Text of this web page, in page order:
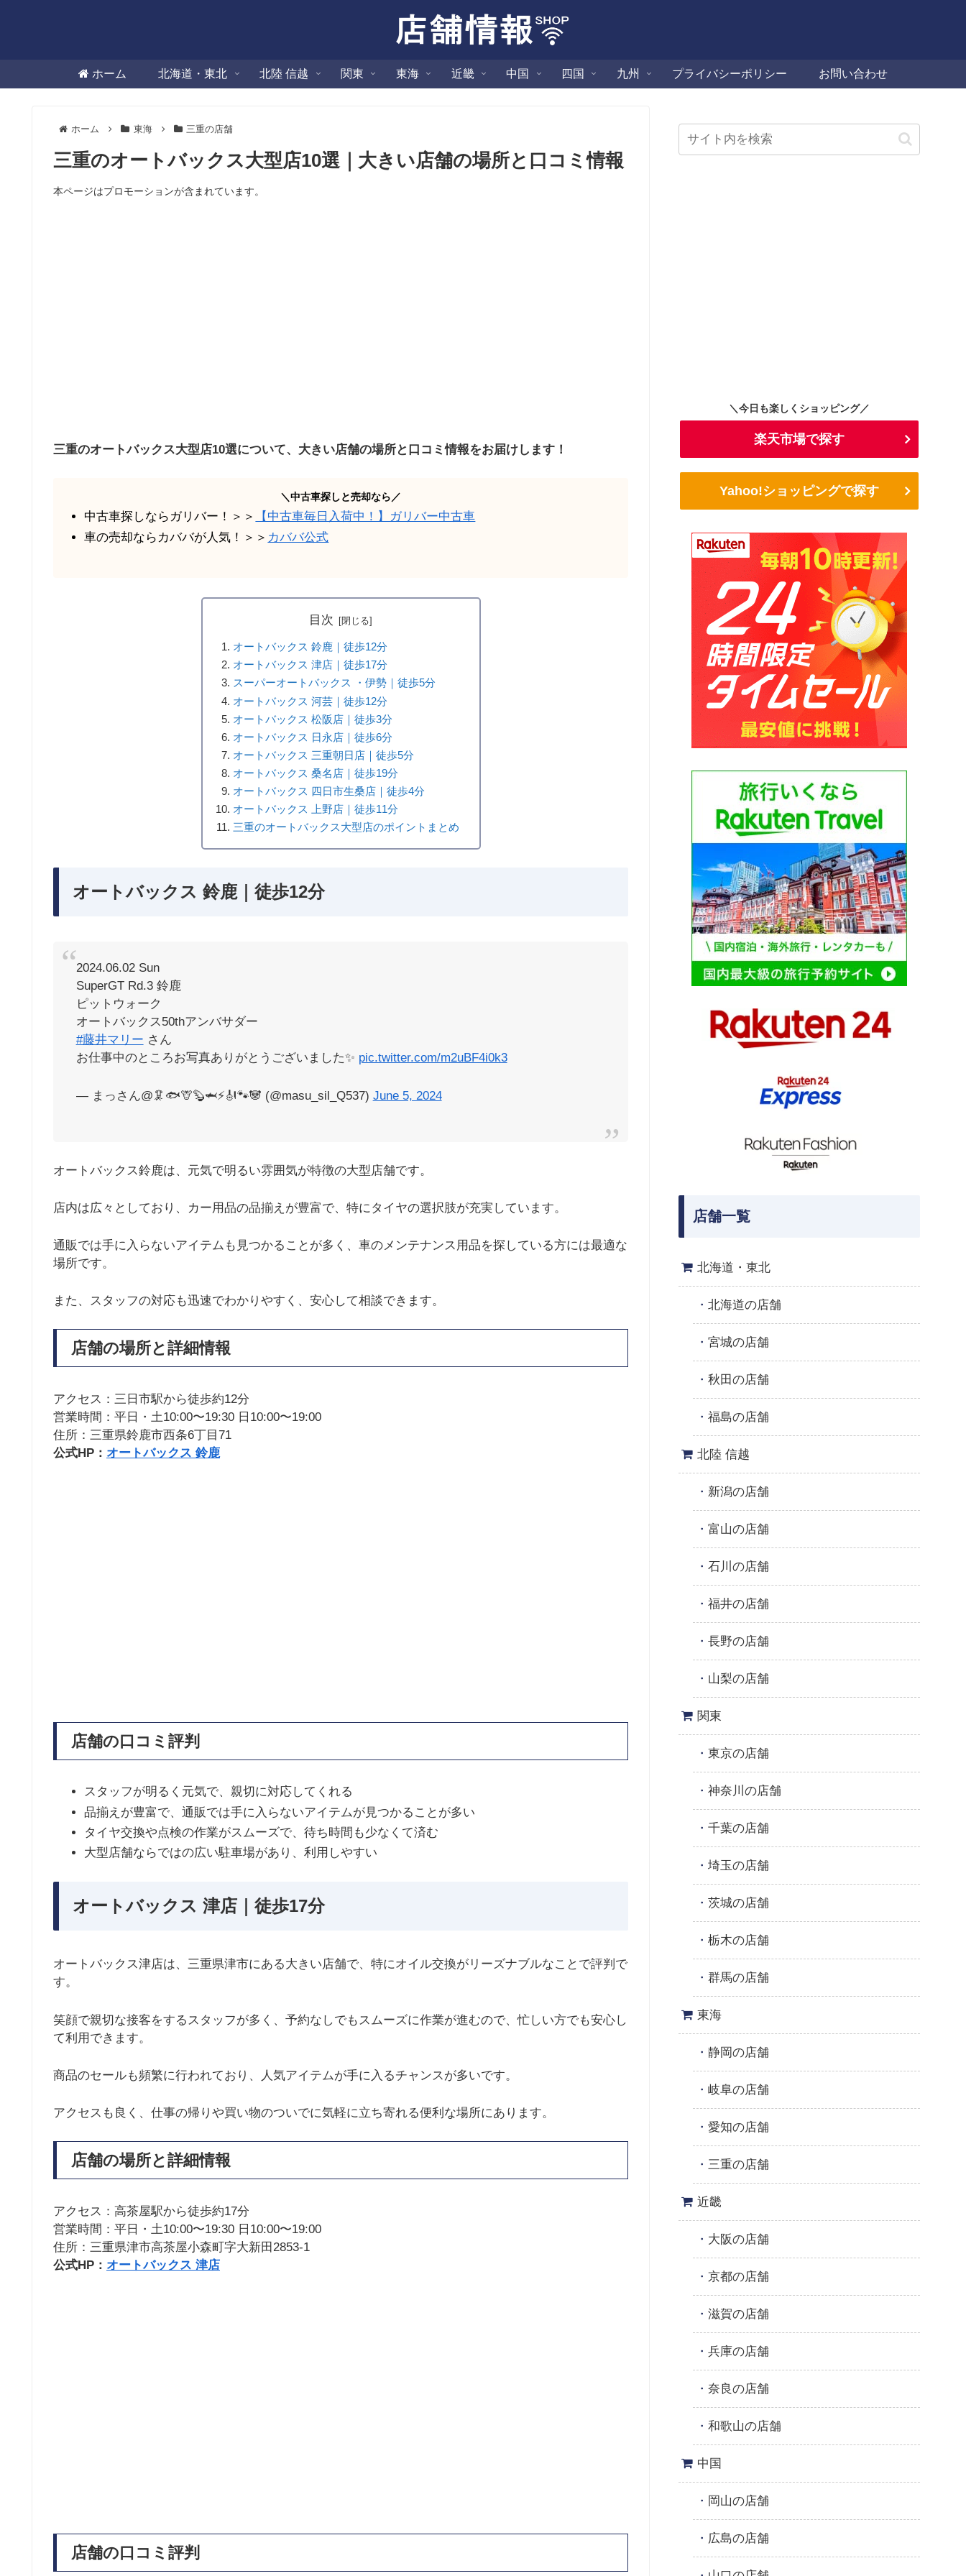
ホーム 北海道・東北 北陸 信越 関東 東海 近畿 中国 四国 九州 プライバシーポリシー お問い合わせ
ホーム 東海 三重の店舗
三重のオートバックス大型店10選｜大きい店舗の場所と口コミ情報
本ページはプロモーションが含まれています。
三重のオートバックス大型店10選について、大きい店舗の場所と口コミ情報をお届けします！
＼中古車探しと売却なら／
中古車探しならガリバー！＞＞
【中古車毎日入荷中！】ガリバー中古車
車の売却ならカババが人気！＞＞ カババ公式
目次
オートバックス 鈴鹿｜徒歩12分
オートバックス 津店｜徒歩17分
スーパーオートバックス ・伊勢｜徒歩5分
オートバックス 河芸｜徒歩12分
オートバックス 松阪店｜徒歩3分
オートバックス 日永店｜徒歩6分
オートバックス 三重朝日店｜徒歩5分
オートバックス 桑名店｜徒歩19分
オートバックス 四日市生桑店｜徒歩4分
オートバックス 上野店｜徒歩11分
三重のオートバックス大型店のポイントまとめ
オートバックス 鈴鹿｜徒歩12分
2024.06.02 Sun
SuperGT Rd.3 鈴鹿
ピットウォーク
オートバックス50thアンバサダー
#藤井マリー さん
お仕事中のところお写真ありがとうございました✨️ pic.twitter.com/m2uBF4i0k3
— まっさん@🦑🐟🦒🦫🦈⚡️🎻🐾🐼 (@masu_sil_Q537) June 5, 2024
オートバックス鈴鹿は、元気で明るい雰囲気が特徴の大型店舗です。
店内は広々としており、カー用品の品揃えが豊富で、特にタイヤの選択肢が充実しています。
通販では手に入らないアイテムも見つかることが多く、車のメンテナンス用品を探している方には最適な
場所です。
また、スタッフの対応も迅速でわかりやすく、安心して相談できます。
店舗の場所と詳細情報
アクセス：三日市駅から徒歩約12分
営業時間：平日・土10:00〜19:30 日10:00〜19:00
住所：三重県鈴鹿市西条6丁目71
公式HP： オートバックス 鈴鹿
店舗の口コミ評判
スタッフが明るく元気で、親切に対応してくれる
品揃えが豊富で、通販では手に入らないアイテムが見つかることが多い
タイヤ交換や点検の作業がスムーズで、待ち時間も少なくて済む
大型店舗ならではの広い駐車場があり、利用しやすい
オートバックス 津店｜徒歩17分
オートバックス津店は、三重県津市にある大きい店舗で、特にオイル交換がリーズナブルなことで評判で
す。
笑顔で親切な接客をするスタッフが多く、予約なしでもスムーズに作業が進むので、忙しい方でも安心し
て利用できます。
商品のセールも頻繁に行われており、人気アイテムが手に入るチャンスが多いです。
アクセスも良く、仕事の帰りや買い物のついでに気軽に立ち寄れる便利な場所にあります。
店舗の場所と詳細情報
アクセス：高茶屋駅から徒歩約17分
営業時間：平日・土10:00〜19:30 日10:00〜19:00
住所：三重県津市高茶屋小森町字大新田2853-1
公式HP： オートバックス 津店
店舗の口コミ評判
＼今日も楽しくショッピング／
楽天市場で探す
Yahoo!ショッピングで探す
店舗一覧
北海道・東北
北海道の店舗
宮城の店舗
秋田の店舗
福島の店舗
北陸 信越
新潟の店舗
富山の店舗
石川の店舗
福井の店舗
長野の店舗
山梨の店舗
関東
東京の店舗
神奈川の店舗
千葉の店舗
埼玉の店舗
茨城の店舗
栃木の店舗
群馬の店舗
東海
静岡の店舗
岐阜の店舗
愛知の店舗
三重の店舗
近畿
大阪の店舗
京都の店舗
滋賀の店舗
兵庫の店舗
奈良の店舗
和歌山の店舗
中国
岡山の店舗
広島の店舗